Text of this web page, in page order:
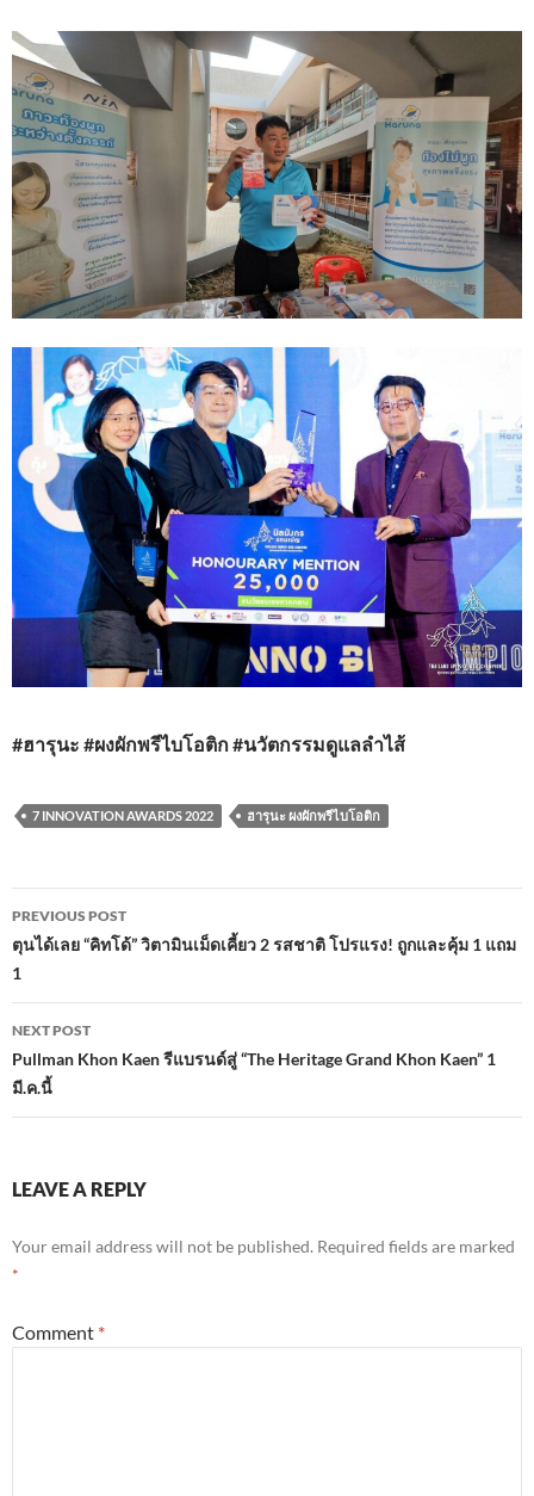
#ฮารุนะ #ผงผักพรีไบโอติก #นวัตกรรมดูแลลำไส้
7 INNOVATION AWARDS 2022 ฮารุนะ ผงผักพรีไบโอติก
Post
navigation
PREVIOUS POST
ตุนได้เลย “คิทโด้” วิตามินเม็ดเคี้ยว 2 รสชาติ โปรแรง! ถูกและคุ้ม 1 แถม
1
NEXT POST
Pullman Khon Kaen รีแบรนด์สู่ “The Heritage Grand Khon Kaen” 1
มี.ค.นี้
LEAVE A REPLY
Your email address will not be published. Required fields are marked
*
Comment *